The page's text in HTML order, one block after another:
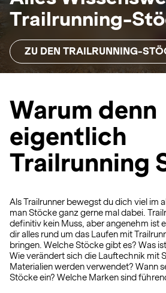
Trailrunning-
ZU DEN TRAILRUNNING-
Warum denn
eigentlich
Trailrunning
Als Trailrunner bewegst du dich viel im
man Stöcke ganz gerne mal dabei.
definitiv kein Muss, aber angenehm ist
dir alles rund um das Laufen mit
bringen. Welche Stöcke gibt es? Was
Wie verändert sich die Lauftechnik mit
Materialien werden verwendet? Wann
Stöcke ein? Welche Marken sind